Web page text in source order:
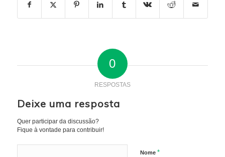
0
RESPOSTAS
Deixe uma resposta
Quer participar da discussão?
Fique à vontade para contribuir!
Nome *